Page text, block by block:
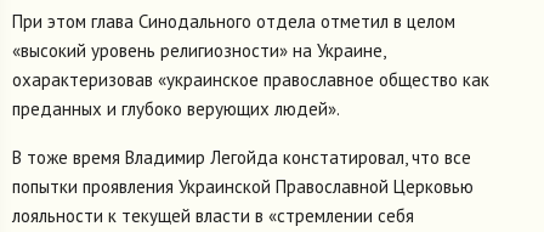
При этом глава Синодального отдела отметил в целом
«высокий уровень религиозности» на Украине,
охарактеризовав «украинское православное общество как
преданных и глубоко верующих людей».
В тоже время Владимир Легойда констатировал, что все
попытки проявления Украинской Православной Церковью
лояльности к текущей власти в «стремлении себя